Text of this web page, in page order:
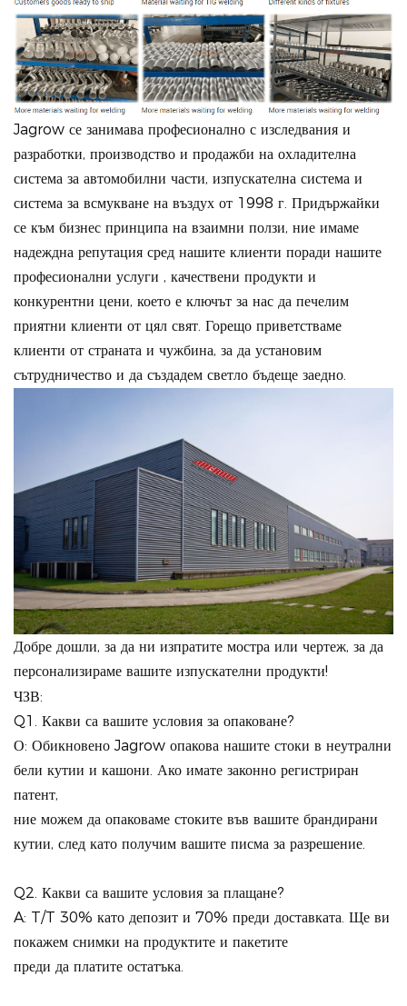
Jagrow се занимава професионално с изследвания и
разработки, производство и продажби на охладителна
система за автомобилни части, изпускателна система и
система за всмукване на въздух от 1998 г. Придържайки
се към бизнес принципа на взаимни ползи, ние имаме
надеждна репутация сред нашите клиенти поради нашите
професионални услуги , качествени продукти и
конкурентни цени, което е ключът за нас да печелим
приятни клиенти от цял свят. Горещо приветстваме
клиенти от страната и чужбина, за да установим
сътрудничество и да създадем светло бъдеще заедно.
Добре дошли, за да ни изпратите мостра или чертеж, за да
персонализираме вашите изпускателни продукти!
ЧЗВ:
Q1. Какви са вашите условия за опаковане?
О: Обикновено Jagrow опакова нашите стоки в неутрални
бели кутии и кашони. Ако имате законно регистриран
патент,
ние можем да опаковаме стоките във вашите брандирани
кутии, след като получим вашите писма за разрешение.
Q2. Какви са вашите условия за плащане?
A: T/T 30% като депозит и 70% преди доставката. Ще ви
покажем снимки на продуктите и пакетите
преди да платите остатъка.